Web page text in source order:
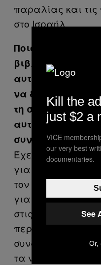
παραλίας και
στο Ισραήλ.
Ποιο είναι το
βιβλίου και τι
αυτό; Στο «Israeli
να δείξεις τη
τη
αυτό το
συνέχειά του;
Έχει κυρίως να
για την οποία
τον τελευταίο
για τις
στις οποίες
περιόδους της
συναρπαστικό σε
τα νέα πολυτελή
Kill the
just $2 a
VICE
our very best
documentaries.
See
Or,